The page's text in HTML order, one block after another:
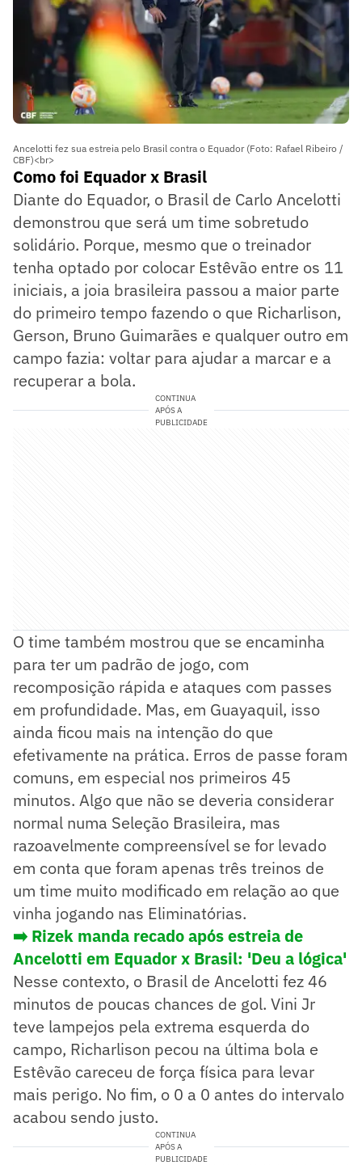
Ancelotti fez sua estreia pelo Brasil contra o Equador (Foto: Rafael Ribeiro /
CBF)<br>
Como foi Equador x Brasil
Diante do Equador, o Brasil de Carlo Ancelotti
demonstrou que será um time sobretudo
solidário. Porque, mesmo que o treinador
tenha optado por colocar Estêvão entre os 11
iniciais, a joia brasileira passou a maior parte
do primeiro tempo fazendo o que Richarlison,
Gerson, Bruno Guimarães e qualquer outro em
campo fazia: voltar para ajudar a marcar e a
recuperar a bola.
CONTINUA
APÓS A
PUBLICIDADE
O time também mostrou que se encaminha
para ter um padrão de jogo, com
recomposição rápida e ataques com passes
em profundidade. Mas, em Guayaquil, isso
ainda ficou mais na intenção do que
efetivamente na prática. Erros de passe foram
comuns, em especial nos primeiros 45
minutos. Algo que não se deveria considerar
normal numa Seleção Brasileira, mas
razoavelmente compreensível se for levado
em conta que foram apenas três treinos de
um time muito modificado em relação ao que
vinha jogando nas Eliminatórias.
➡️ Rizek manda recado após estreia de
Ancelotti em Equador x Brasil: 'Deu a lógica'
Nesse contexto, o Brasil de Ancelotti fez 46
minutos de poucas chances de gol. Vini Jr
teve lampejos pela extrema esquerda do
campo, Richarlison pecou na última bola e
Estêvão careceu de força física para levar
mais perigo. No fim, o 0 a 0 antes do intervalo
acabou sendo justo.
CONTINUA
APÓS A
PUBLICIDADE